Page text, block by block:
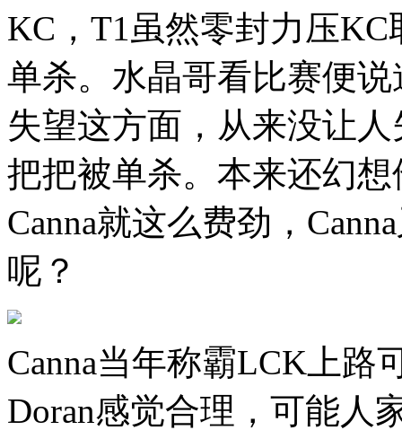
KC，T1虽然零封力压
单杀。水晶哥看比赛便
失望这方面，从来没让
把把被单杀。本来还幻
Canna就这么费劲，
呢？
Canna当年称霸LCK上路
Doran感觉合理，可能人